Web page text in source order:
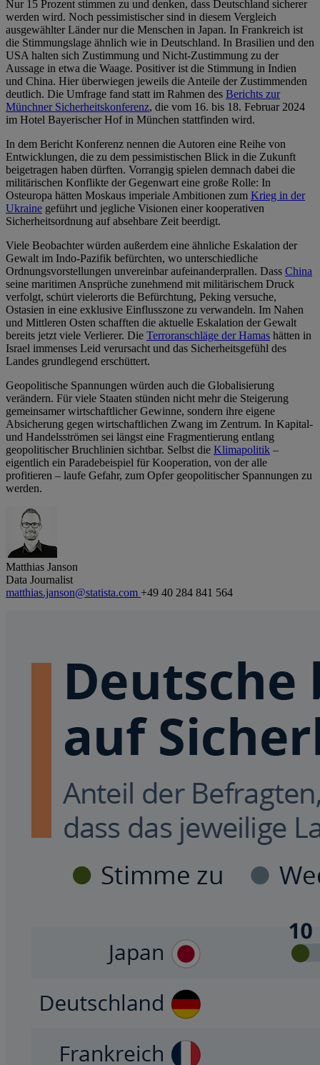
Nur 15 Prozent stimmen zu und denken, dass Deutschland sicherer
werden wird. Noch pessimistischer sind in diesem Vergleich
ausgewählter Länder nur die Menschen in Japan. In Frankreich ist
die Stimmungslage ähnlich wie in Deutschland. In Brasilien und den
USA halten sich Zustimmung und Nicht-Zustimmung zu der
Aussage in etwa die Waage. Positiver ist die Stimmung in Indien
und China. Hier überwiegen jeweils die Anteile der Zustimmenden
deutlich. Die Umfrage fand statt im Rahmen des Berichts zur
Münchner Sicherheitskonferenz, die vom 16. bis 18. Februar 2024
im Hotel Bayerischer Hof in München stattfinden wird.
In dem Bericht Konferenz nennen die Autoren eine Reihe von
Entwicklungen, die zu dem pessimistischen Blick in die Zukunft
beigetragen haben dürften. Vorrangig spielen demnach dabei die
militärischen Konflikte der Gegenwart eine große Rolle: In
Osteuropa hätten Moskaus imperiale Ambitionen zum Krieg in der
Ukraine geführt und jegliche Visionen einer kooperativen
Sicherheitsordnung auf absehbare Zeit beerdigt.
Viele Beobachter würden außerdem eine ähnliche Eskalation der
Gewalt im Indo-Pazifik befürchten, wo unterschiedliche
Ordnungsvorstellungen unvereinbar aufeinanderprallen. Dass China
seine maritimen Ansprüche zunehmend mit militärischem Druck
verfolgt, schürt vielerorts die Befürchtung, Peking versuche,
Ostasien in eine exklusive Einflusszone zu verwandeln. Im Nahen
und Mittleren Osten schafften die aktuelle Eskalation der Gewalt
bereits jetzt viele Verlierer. Die Terroranschläge der Hamas hätten in
Israel immenses Leid verursacht und das Sicherheitsgefühl des
Landes grundlegend erschüttert.
Geopolitische Spannungen würden auch die Globalisierung
verändern. Für viele Staaten stünden nicht mehr die Steigerung
gemeinsamer wirtschaftlicher Gewinne, sondern ihre eigene
Absicherung gegen wirtschaftlichen Zwang im Zentrum. In Kapital-
und Handelsströmen sei längst eine Fragmentierung entlang
geopolitischer Bruchlinien sichtbar. Selbst die Klimapolitik –
eigentlich ein Paradebeispiel für Kooperation, von der alle
profitieren – laufe Gefahr, zum Opfer geopolitischer Spannungen zu
werden.
Matthias Janson
Data Journalist
matthias.janson@statista.com +49 40 284 841 564